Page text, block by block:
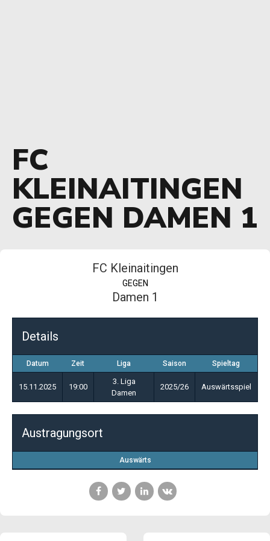
FC
KLEINAITINGEN
GEGEN DAMEN 1
FC Kleinaitingen
GEGEN
Damen 1
Details
Datum Zeit Liga Saison Spieltag
15.11.2025 19:00
3. Liga
Damen
2025/26 Auswärtsspiel
Austragungsort
Auswärts